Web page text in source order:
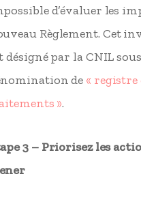
d’évaluer les
Règlement. Cet
désigné par la CNIL
de « registre
».
3 – Priorisez les